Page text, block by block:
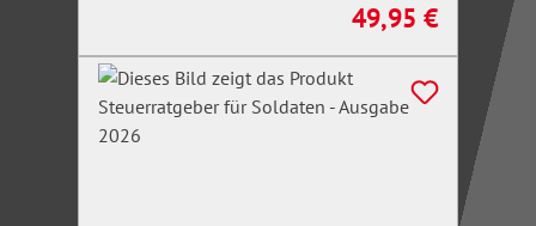
Regulärer Preis:
49,95 €